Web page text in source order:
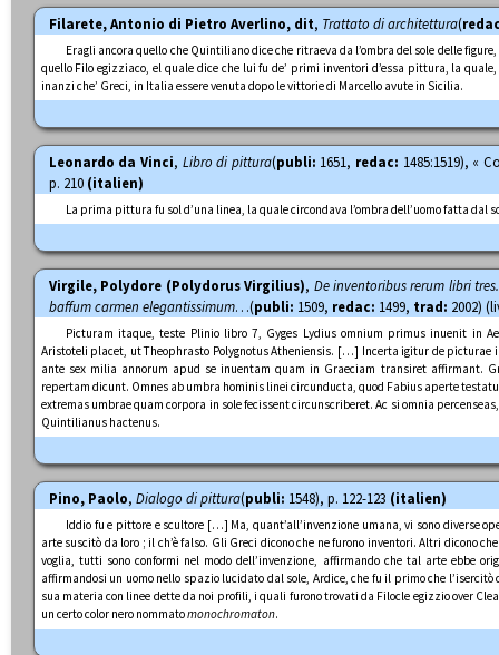
Filarete, Antonio di Pietro Averlino, dit, Trattato di architettura(
Eragli ancora quello che Quintiliano dice che ritraeva da l’ombra del sole delle
quello Filo egizziaco, el quale dice che lui fu de’ primi inventori d’essa pittura, la
inanzi che’ Greci, in Italia essere venuta dopo le vittorie di Marcello avute in Sicilia.
Leonardo da Vinci, Libro di pittura(publi: 1651, redac: 1485:1519), «
p. 210 (italien)
La prima pittura fu sol d’una linea, la quale circondava l’ombra dell’uomo fatta dal
Virgile, Polydore (Polydorus Virgilius), De inventoribus rerum libri
baffum carmen elegantissimum…(publi: 1509, redac: 1499, trad: 2002)
Picturam itaque, teste Plinio libro 7, Gyges Lydius omnium primus inuenit in
Aristoteli placet, ut Theophrasto Polygnotus Atheniensis. […] Incerta igitur de picturae
ante sex milia annorum apud se inuentam quam in Graeciam transiret affirmant.
repertam dicunt. Omnes ab umbra hominis linei circunducta, quod Fabius aperte
extremas umbrae quam corpora in sole fecissent circunscriberet. Ac si omnia
Quintilianus hactenus.
Pino, Paolo, Dialogo di pittura(publi: 1548), p. 122-123 (italien)
Iddio fu e pittore e scultore […] Ma, quant’all’invenzione umana, vi sono diverse
arte suscitò da loro ; il ch’è falso. Gli Greci dicono che ne furono inventori. Altri dicono
voglia, tutti sono conformi nel modo dell’invenzione, affirmando che tal arte ebbe
affirmandosi un uomo nello spazio lucidato dal sole, Ardice, che fu il primo che
sua materia con linee dette da noi profili, i quali furono trovati da Filocle egizzio over
un certo color nero nommatomonochromaton.